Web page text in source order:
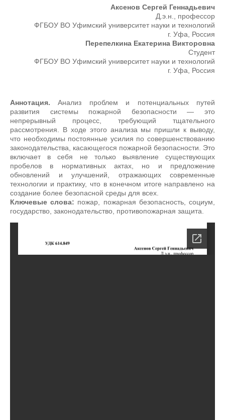
Аксенов Сергей Геннадьевич
Д.э.н., профессор
ФГБОУ ВО Уфимский университет науки и технологий
г. Уфа, Россия
Перепелкина Екатерина Викторовна
Студент
ФГБОУ ВО Уфимский университет науки и технологий
г. Уфа, Россия
Аннотация. Анализ проблем и потенциальных путей
развития системы пожарной безопасности — это
непрерывный процесс, требующий тщательного
рассмотрения. В ходе этого анализа мы пришли к выводу,
что необходимы постоянные усилия по совершенствованию
законодательства, касающегося пожарной безопасности. Это
включает в себя не только выявление существующих
пробелов в нормативных актах, но и предложение
обновлений и улучшений, отражающих современные
технологии и практику, что в конечном итоге направлено на
создание более безопасной среды для всех.
Ключевые слова: пожар, пожарная безопасность, социум,
государство, законодательство, противопожарная защита.